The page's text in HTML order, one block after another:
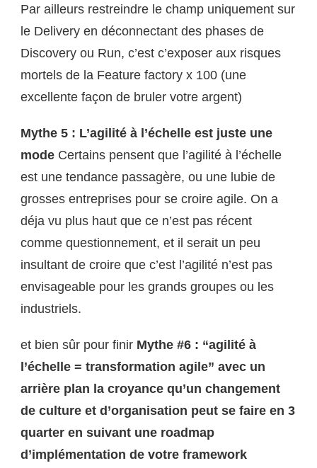
Par ailleurs restreindre le champ uniquement sur
le Delivery en déconnectant des phases de
Discovery ou Run, c’est c’exposer aux risques
mortels de la Feature factory x 100 (une
excellente façon de bruler votre argent)
Mythe 5 : L’agilité à l’échelle est juste une
mode Certains pensent que l’agilité à l’échelle
est une tendance passagère, ou une lubie de
grosses entreprises pour se croire agile. On a
déja vu plus haut que ce n’est pas récent
comme questionnement, et il serait un peu
insultant de croire que c’est l’agilité n’est pas
envisageable pour les grands groupes ou les
industriels.
et bien sûr pour finir Mythe #6 : “agilité à
l’échelle = transformation agile” avec un
arrière plan la croyance qu’un changement
de culture et d’organisation peut se faire en 3
quarter en suivant une roadmap
d’implémentation de votre framework